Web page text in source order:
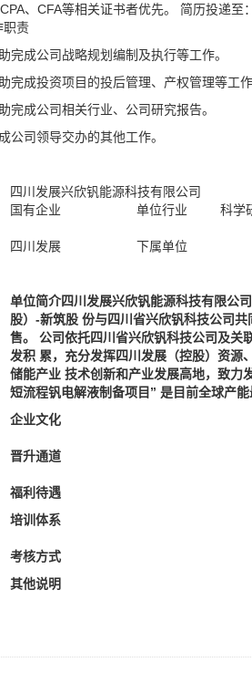
、CFA等相关证书者优先。 简历投递至
职责
完成公司战略规划编制及执行等工作。
完成投资项目的投后管理、产权管理等工作
完成公司相关行业、公司研究报告。
公司领导交办的其他工作。
四川发展兴欣钒能源科技有限公司
国有企业 单位行业
科学
四川发展 下属单位
单位简介四川发展兴欣钒能源科技有限公
股）-新筑股 份与四川省兴欣钒科技公司
售。 公司依托四川省兴欣钒科技公司及关
发积 累，充分发挥四川发展（控股）资源
储能产业 技术创新和产业发展高地，致力
短流程钒电解液制备项目” 是目前全球产
企业文化
晋升通道
福利待遇
培训体系
考核方式
其他说明